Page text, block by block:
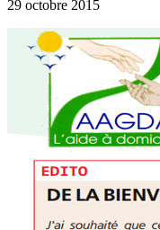
29 octobre 2015